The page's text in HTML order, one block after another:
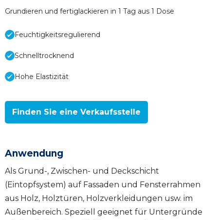
Grundieren und fertiglackieren in 1 Tag aus 1 Dose
Feuchtigkeitsregulierend
Schnelltrocknend
Hohe Elastizität
Finden Sie eine Verkaufsstelle
Anwendung
Als Grund-, Zwischen- und Deckschicht
(Eintopfsystem) auf Fassaden und Fensterrahmen
aus Holz, Holztüren, Holzverkleidungen usw. im
Außenbereich. Speziell geeignet für Untergründe